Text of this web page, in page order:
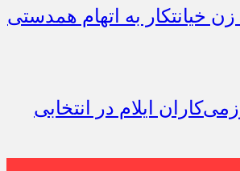
خیانتکار به اتهام همدستی
ایلام در انتخابی